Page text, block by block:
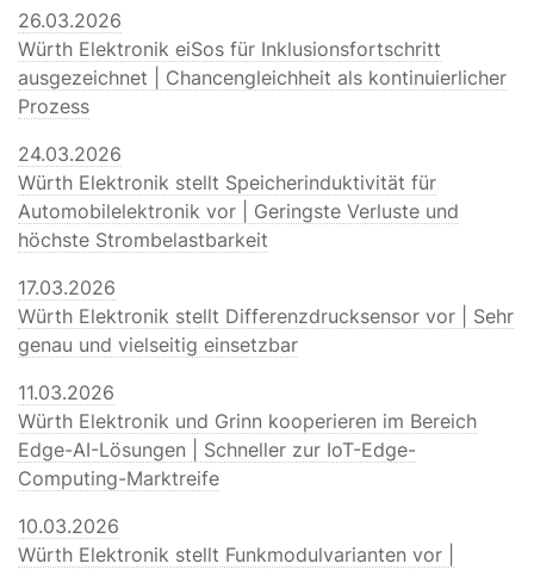
26.03.2026
Würth Elektronik eiSos für Inklusionsfortschritt
ausgezeichnet | Chancengleichheit als kontinuierlicher
Prozess
24.03.2026
Würth Elektronik stellt Speicherinduktivität für
Automobilelektronik vor | Geringste Verluste und
höchste Strombelastbarkeit
17.03.2026
Würth Elektronik stellt Differenzdrucksensor vor | Sehr
genau und vielseitig einsetzbar
11.03.2026
Würth Elektronik und Grinn kooperieren im Bereich
Edge-AI-Lösungen | Schneller zur IoT-Edge-
Computing-Marktreife
10.03.2026
Würth Elektronik stellt Funkmodulvarianten vor |